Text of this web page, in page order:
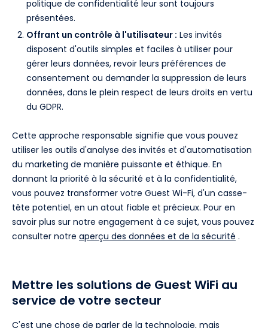
politique de confidentialité leur sont toujours
présentées.
Offrant un contrôle à l'utilisateur : Les invités
disposent d'outils simples et faciles à utiliser pour
gérer leurs données, revoir leurs préférences de
consentement ou demander la suppression de leurs
données, dans le plein respect de leurs droits en vertu
du GDPR.
Cette approche responsable signifie que vous pouvez
utiliser les outils d'analyse des invités et d'automatisation
du marketing de manière puissante et éthique. En
donnant la priorité à la sécurité et à la confidentialité,
vous pouvez transformer votre Guest Wi-Fi, d'un casse-
tête potentiel, en un atout fiable et précieux. Pour en
savoir plus sur notre engagement à ce sujet, vous pouvez
consulter notre aperçu des données et de la sécurité .
Mettre les solutions de Guest WiFi au
service de votre secteur
C'est une chose de parler de la technologie, mais